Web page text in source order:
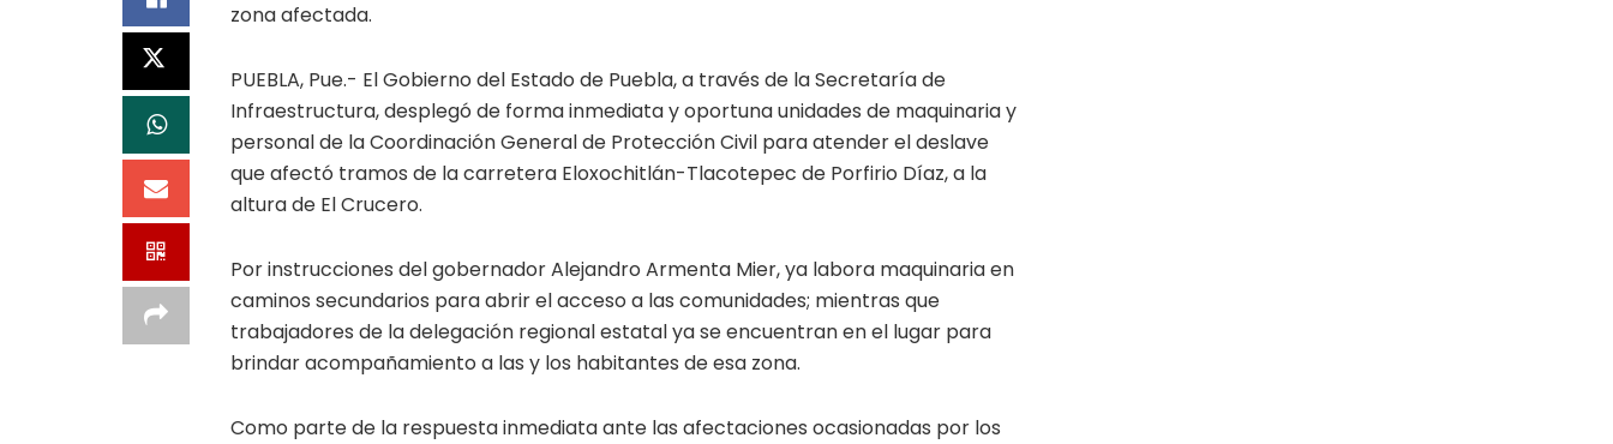
zona afectada.
PUEBLA, Pue.- El Gobierno del Estado de Puebla, a través de la Secretaría de
Infraestructura, desplegó de forma inmediata y oportuna unidades de maquinaria y
personal de la Coordinación General de Protección Civil para atender el deslave
que afectó tramos de la carretera Eloxochitlán-Tlacotepec de Porfirio Díaz, a la
altura de El Crucero.
Por instrucciones del gobernador Alejandro Armenta Mier, ya labora maquinaria en
caminos secundarios para abrir el acceso a las comunidades; mientras que
trabajadores de la delegación regional estatal ya se encuentran en el lugar para
brindar acompañamiento a las y los habitantes de esa zona.
Como parte de la respuesta inmediata ante las afectaciones ocasionadas por los